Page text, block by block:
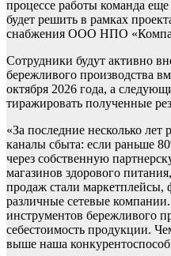
процессе работы команда
будет решить в рамках
снабжения ООО НПО
Сотрудники будут активно
бережливого производства
октября 2026 года, а
тиражировать полученные
«За последние несколько
каналы сбыта: если раньше
через собственную
магазинов здорового
продаж стали маркетплейсы,
различные сетевые
инструментов бережливого
себестоимость продукции.
выше наша